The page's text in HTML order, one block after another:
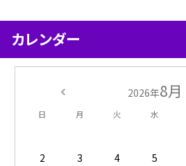
カレンダー
2026年8月
日 月 火 水
2
3 4 5